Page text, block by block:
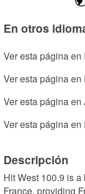
En otros
Ver esta página en
Ver esta página en
Ver esta página en
Ver esta página en
Descripción
Hit West 100.9 is
France, providing